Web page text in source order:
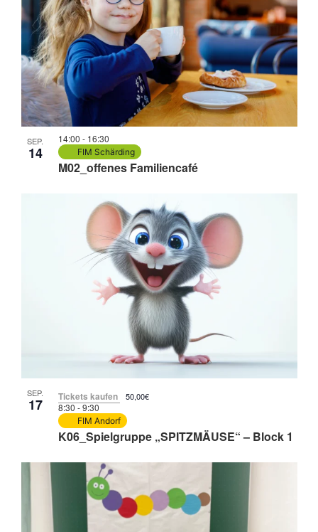
SEP.
14
M02_offenes Familiencafé
14:00 - 16:30
FIM Schärding
SEP.
17
K06_Spielgruppe „SPITZMÄUSE“ – Block 1
8:30-9:30
FIM Andorf
Tickets kaufen 50,00€